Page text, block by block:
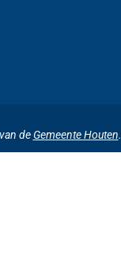
de Gemeente Houten.